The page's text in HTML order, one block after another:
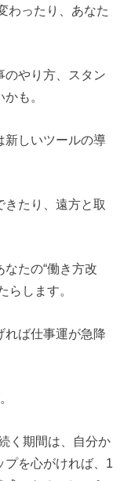
わったり、あなた
のやり方、スタン
も。
新しいツールの導
きたり、遠方と取
たの“働き方改
らします。
れば仕事運が急降
く期間は、自分か
を心がければ、1